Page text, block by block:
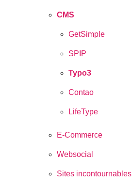
CMS
GetSimple
SPIP
Typo3
Contao
LifeType
E-Commerce
Websocial
Sites incontournables